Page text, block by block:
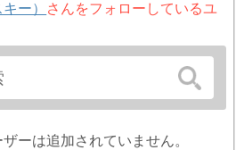
ー）
さんをフォローしているユ
ーは追加されていません。